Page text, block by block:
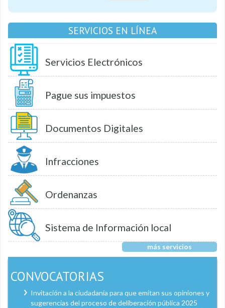
SERVICIOS EN LÍNEA
Servicios Electrónicos
Pague sus impuestos
Documentos Digitales
Infracciones
Ordenanzas
Sistema de Información local
más servicios
CONVOCATORIAS
Invitación a la ciudadanía para que emitan sus opiniones y
sugerencias del proceso de deliberación pública 2025